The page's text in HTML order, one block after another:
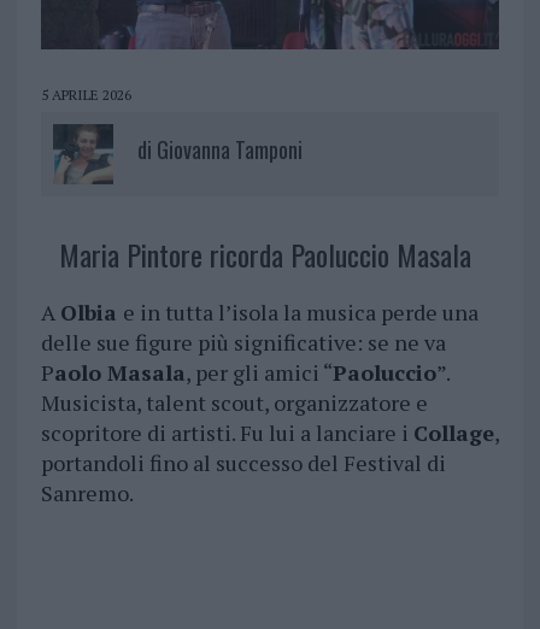
5 APRILE 2026
di Giovanna Tamponi
Maria Pintore ricorda Paoluccio Masala
A Olbia e in tutta l’isola la musica perde una
delle sue figure più significative: se ne va
Paolo Masala, per gli amici “Paoluccio”.
Musicista, talent scout, organizzatore e
scopritore di artisti. Fu lui a lanciare i Collage,
portandoli fino al successo del Festival di
Sanremo.